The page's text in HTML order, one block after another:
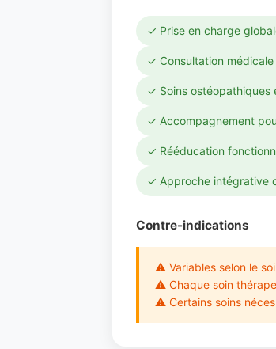
✓ Prise en charge
✓ Consultation
✓ Soins ostéopathiques
✓ Accompagnement
✓ Rééducation
✓ Approche intégrative
Contre-indications
⚠ Variables selon le
⚠ Chaque soin
⚠ Certains soins